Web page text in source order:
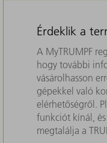
Érdeklik a
A MyTRUMPF
hogy további
vásárolhasson
gépekkel való
elérhetőségről.
funkciót kínál,
megtalálja a